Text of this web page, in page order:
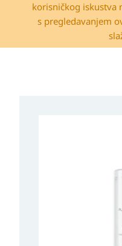
korisničkog iskustva
s pregledavanjem